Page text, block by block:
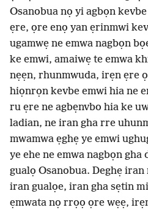
Osanobua nọ yi agbọn
ẹre, ọre enọ yan ẹrinmwi
ugamwẹ ne emwa nagbọn
ke emwi, amaiwẹ te emwa
nẹẹn, rhunmwuda, irẹn ẹre
hiọnrọn kevbe emwi hia ne
ru ẹre ne agbẹnvbo hia ke
ladian, ne iran gha rre
mwamwa ẹghẹ ye emwi
ye ehe ne emwa nagbọn gha
gualọ Osanobua. Deghẹ
iran gualọe, iran gha sẹtin
ẹmwata nọ rrọọ ọre wẹẹ,